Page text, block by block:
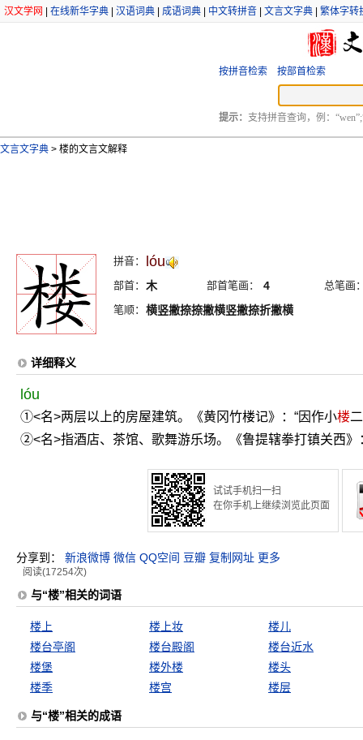
汉文学网 在线新华字典 汉语词典 成语词典 中文转拼音 文言文字典 繁体字转
按拼音检索 按部首检索
提示： 支持拼音查询，例：
文言文字典 > 楼的文言文解释
拼音： lóu
部首： 木 部首笔画： 4
总笔画
笔顺： 横竖撇捺捺撇横竖撇捺折撇横
详细释义
lóu
①<名>两层以上的房屋建筑。《黄冈竹楼记》：“因作小楼
②<名>指酒店、茶馆、歌舞游乐场。《鲁提辖拳打镇关西》
试试手机扫一扫
在你手机上继续浏览此页面
分享到： 新浪微博 微信 QQ空间 豆瓣 复制网址 更多
阅读(17254次)
与“楼”相关的词语
楼上 楼上妆
楼儿
楼台亭阁
楼台殿阁
楼台近水
楼堡
楼外楼
楼头
楼季
楼宫 楼层
与“楼”相关的成语